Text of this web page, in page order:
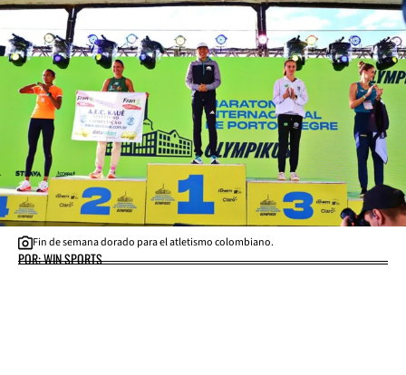
Fin de semana dorado para el atletismo colombiano.
POR: WIN SPORTS